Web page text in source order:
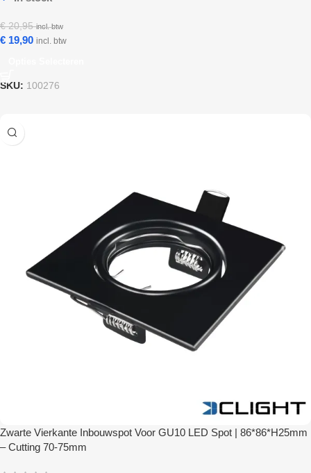
€20,95 incl. btw
€ 19,90 incl. btw
SKU: 100276
Zwarte Vierkante Inbouwspot Voor GU10 LED Spot | 86*86*H25mm
– Cutting 70-75mm